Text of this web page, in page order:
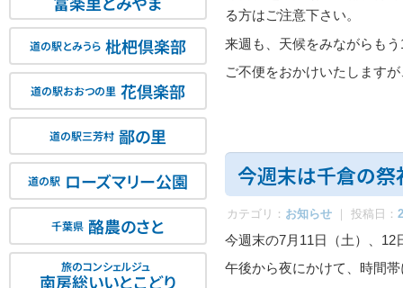
る方はご注意下さい。
来週も、天候をみながらも
ご不便をおかけいたします
今週末は千倉の祭
カテゴリ： お知らせ ｜ 投稿日：
今週末の7月11日（土）、
午後から夜にかけて、時間
道の駅とみうら 枇杷倶楽部
道の駅おおつの里 花倶楽部
道の駅三芳村 鄙の里
道の駅 ローズマリー公園
千葉県 酪農のさと
旅のコンシェルジュ
南房総いいとこどり